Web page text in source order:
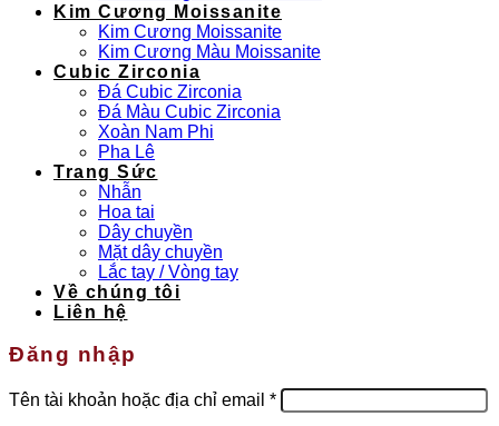
Kim Cương Moissanite
Kim Cương Moissanite
Kim Cương Màu Moissanite
Cubic Zirconia
Đá Cubic Zirconia
Đá Màu Cubic Zirconia
Xoàn Nam Phi
Pha Lê
Trang Sức
Nhẫn
Hoa tai
Dây chuyền
Mặt dây chuyền
Lắc tay / Vòng tay
Về chúng tôi
Liên hệ
Đăng nhập
Tên tài khoản hoặc địa chỉ email *Bắt
buộc